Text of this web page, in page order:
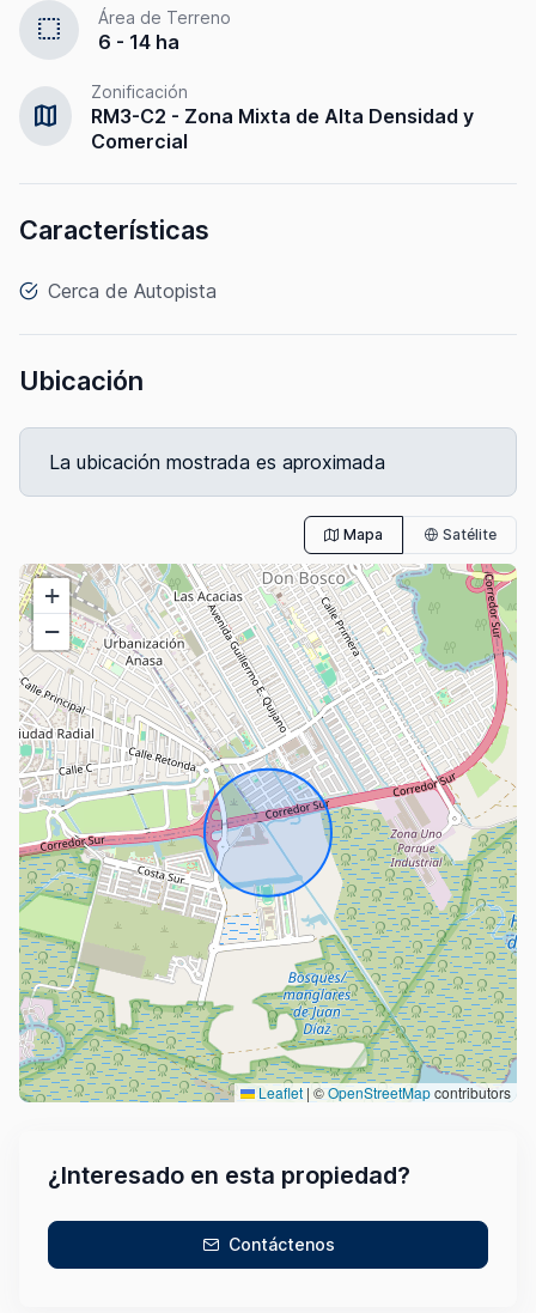
select Área de Terreno
6 - 14 ha
map
Zonificación
RM3-C2 - Zona Mixta de Alta Densidad y
Comercial
Características
Cerca de Autopista
Ubicación
La ubicación mostrada es aproximada
Mapa Satélite
+
−
Leaflet | ©OpenStreetMapcontributors
¿Interesado en esta propiedad?
Contáctenos